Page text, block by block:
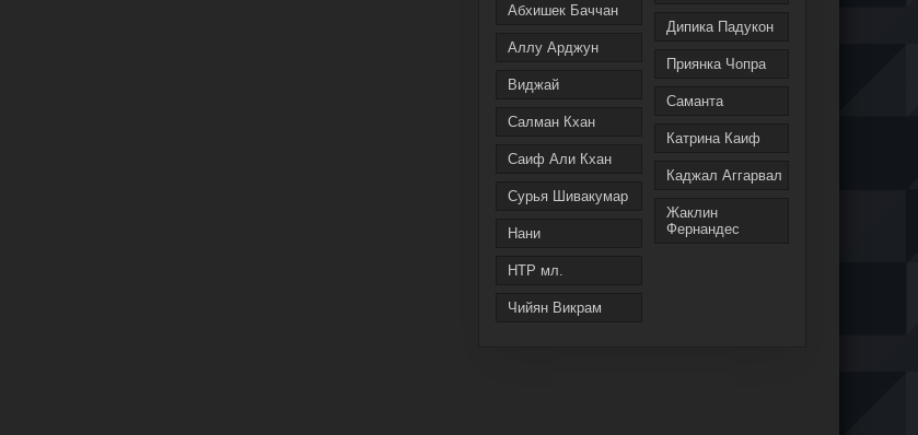
Абхишек Баччан
Аллу Арджун
Виджай
Салман Кхан
Саиф Али Кхан
Сурья Шивакумар
Нани
НТР мл.
Чийян Викрам
Дипика Падукон
Приянка Чопра
Саманта
Катрина Каиф
Каджал Аггарвал
Жаклин
Фернандес